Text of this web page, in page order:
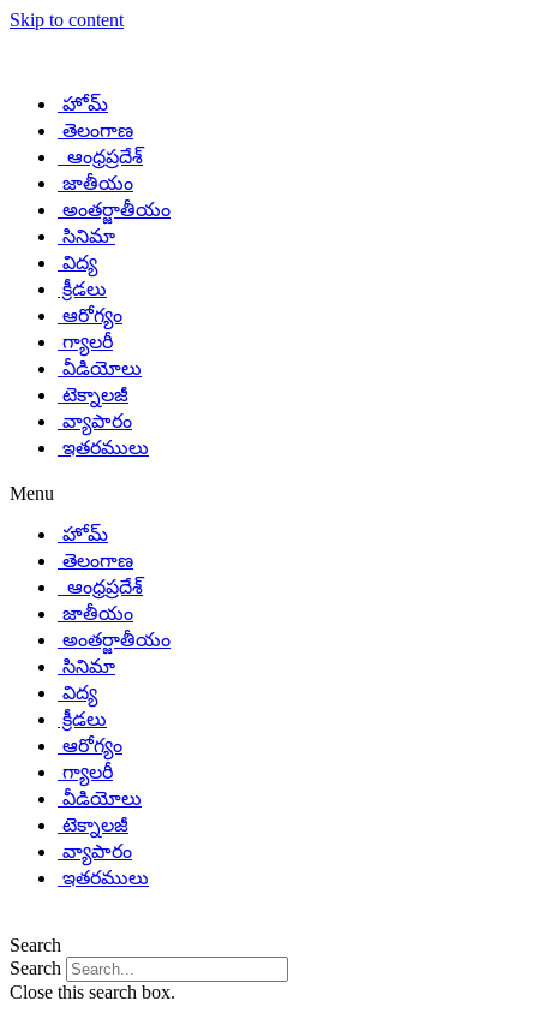
Skip to content
హోమ్
తెలంగాణ
ఆంధ్రప్రదేశ్
జాతీయం
అంతర్జాతీయం
సినిమా
విద్య
క్రీడలు
ఆరోగ్యం
గ్యాలరీ
వీడియోలు
టెక్నాలజీ
వ్యాపారం
ఇతరములు
Menu
హోమ్
తెలంగాణ
ఆంధ్రప్రదేశ్
జాతీయం
అంతర్జాతీయం
సినిమా
విద్య
క్రీడలు
ఆరోగ్యం
గ్యాలరీ
వీడియోలు
టెక్నాలజీ
వ్యాపారం
ఇతరములు
Search
Search
Close this search box.